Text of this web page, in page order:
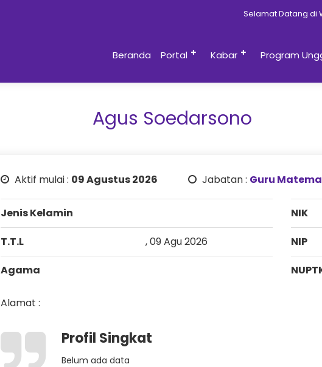
Selamat Datang di
Beranda Portal Kabar Program
Agus Soedarsono
Aktif mulai : 09 Agustus 2026 Jabatan : Guru
Jenis Kelamin
T.T.L , 09 Agu 2026
Agama
NIK
NIP
Alamat :
Profil Singkat
Belum ada data